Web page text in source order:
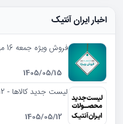
اخبار ایران آنتیک
فروش ویژه جمعه 16 مهرداد 1405 ایران آنتیک + هدیه ویژه
1405/05/15
لیست جدید کالاها - 12 مرداد 1405
1405/05/12